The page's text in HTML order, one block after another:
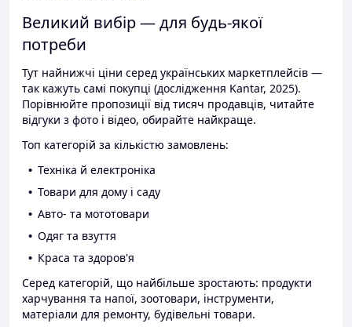
Великий вибір — для будь-якої
потреби
Тут найнижчі ціни серед українських маркетплейсів —
так кажуть самі покупці (дослідження Kantar, 2025).
Порівнюйте пропозиції від тисяч продавців, читайте
відгуки з фото і відео, обирайте найкраще.
Топ категорій за кількістю замовлень:
Техніка й електроніка
Товари для дому і саду
Авто- та мототовари
Одяг та взуття
Краса та здоров'я
Серед категорій, що найбільше зростають: продукти
харчування та напої, зоотовари, інструменти,
матеріали для ремонту, будівельні товари.